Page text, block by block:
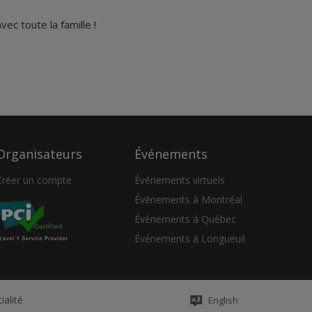
toute la famille !
un compte
Événements
Événements virtuels
Événements à Montréal
Événements à Québec
Événements à Longueuil
English